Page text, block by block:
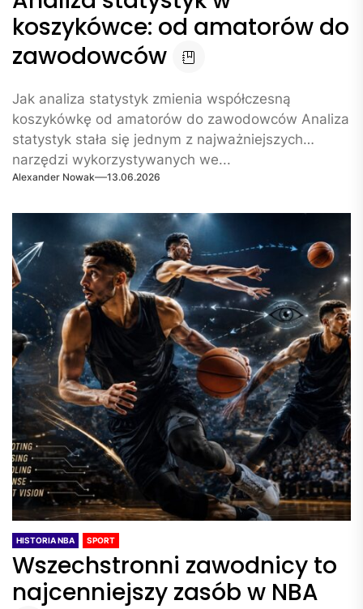
koszykówce: od amatorów do
zawodowców
Jak analiza statystyk zmienia współczesną
koszykówkę od amatorów do zawodowców Analiza
statystyk stała się jednym z najważniejszych
narzędzi wykorzystywanych we...
Alexander Nowak 13.06.2026
HISTORIA NBA SPORT
Wszechstronni zawodnicy to
najcenniejszy zasób w NBA